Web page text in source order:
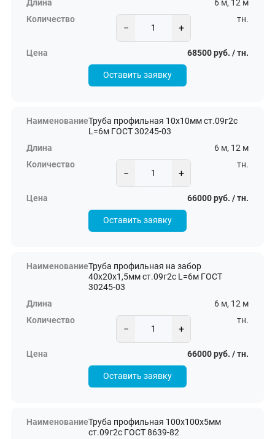
6 м, 12 м
− +
тн.
68500 руб. / тн.
Оставить заявку
Труба профильная 10х10мм ст.09г2с
L=6м ГОСТ 30245-03
6 м, 12 м
− +
тн.
66000 руб. / тн.
Оставить заявку
Труба профильная на забор
40х20х1,5мм ст.09г2с L=6м ГОСТ
30245-03
6 м, 12 м
− +
тн.
66000 руб. / тн.
Оставить заявку
Труба профильная 100х100х5мм
ст.09г2с ГОСТ 8639-82